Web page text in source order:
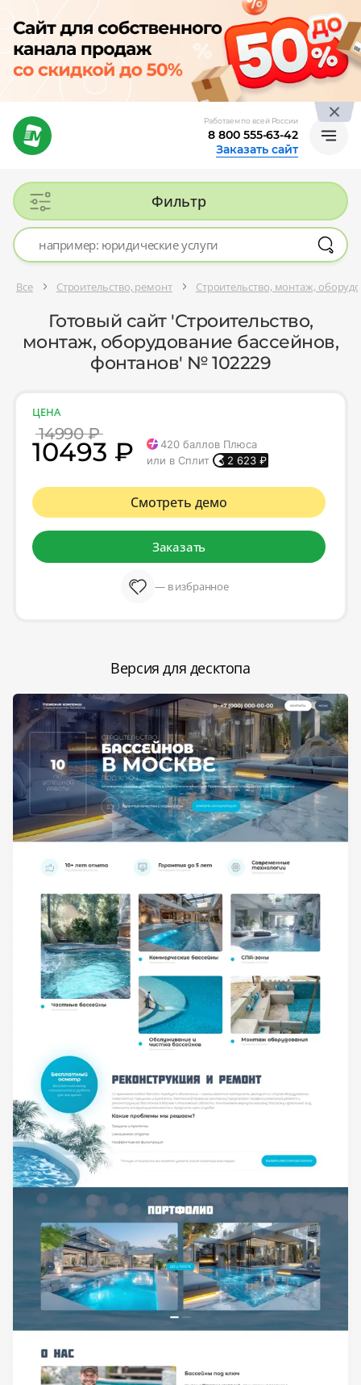
Работаем по всей России
8 800 555-63-42
Заказать сайт
Фильтр
Все Строительство, ремонт Строительство, монтаж,
Готовый сайт 'Строительство,
монтаж, оборудование бассейнов,
фонтанов' № 102229
ЦЕНА
14990 ₽
10493 ₽ 420 баллов Плюса
или в Сплит
2 623 ₽
Смотреть демо
Заказать
— в избранное
Версия для десктопа